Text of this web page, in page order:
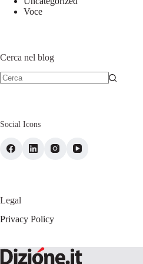
Voce
Cerca nel blog
Social Icons
Legal
Privacy Policy